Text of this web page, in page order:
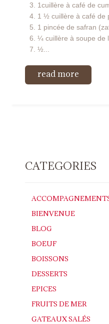
1cuillère à café de
1 ½ cuillère à café de
1 pincée de safran
¼ cuillère à soupe de
½...
read more
CATEGORIES
BIENVENUE
BLOG
BOEUF
BOISSONS
DESSERTS
EPICES
FRUITS DE MER
GATEAUX SALÉS